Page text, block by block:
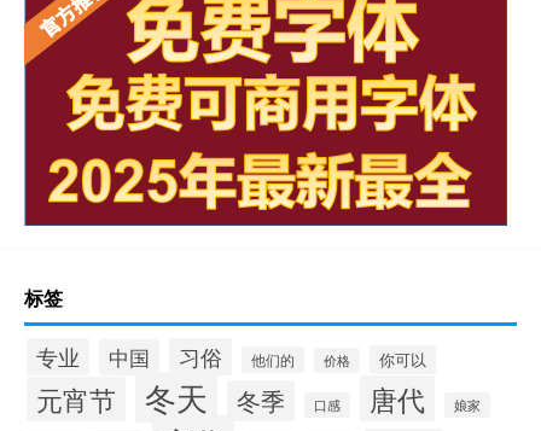
标签
专业 中国 习俗 他们的 价格 你可以
元宵节 冬天 冬季 口感 唐代 娘家